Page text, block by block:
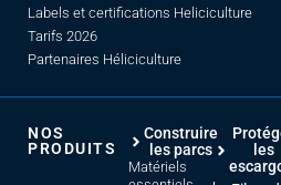
Labels et certifications Heliciculture
Tarifs 2026
Partenaires Héliciculture
NOS
PRODUITS
Construire
les parcs
Matériels
les